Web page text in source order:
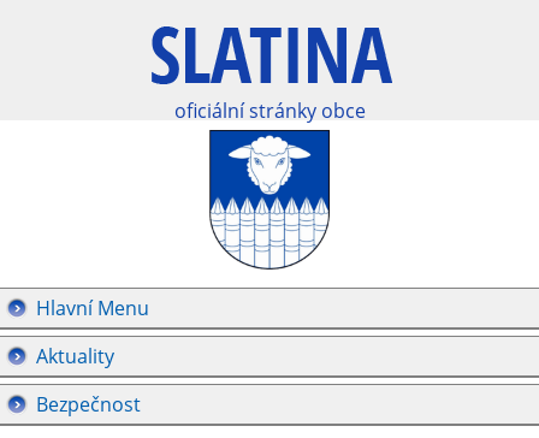
oficiální stránky obce
Hlavní Menu
Aktuality
Bezpečnost